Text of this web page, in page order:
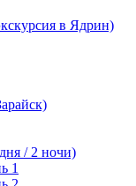
в Ядрин)
/ 2 ночи)
1